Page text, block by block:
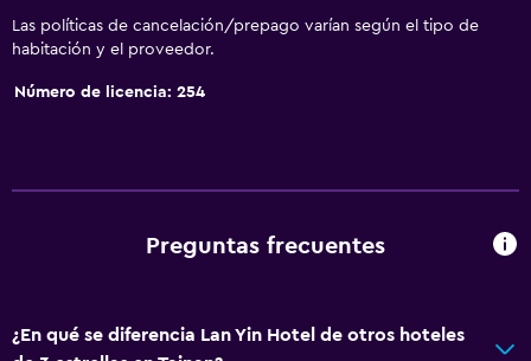
Las políticas de cancelación/prepago varían según el tipo de
habitación y el proveedor.
Número de licencia: 254
Preguntas frecuentes
¿En qué se diferencia Lan Yin Hotel de otros hoteles